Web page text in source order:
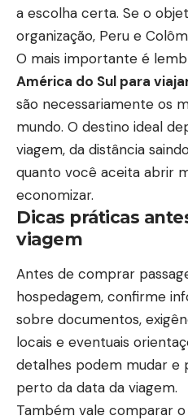
a escolha certa. Se o
organização, Peru e
O mais importante é
América do Sul para
são necessariamente os
mundo. O destino ideal
viagem, da distância
quanto você aceita abrir
economizar.
Dicas práticas
viagem
Antes de comprar
hospedagem, confirme
sobre documentos,
locais e eventuais
detalhes podem mudar e
perto da data da viagem.
Também vale comparar